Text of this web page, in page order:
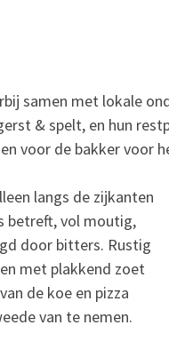
samen met lokale
& spelt, en hun
voor de bakker voor
langs de zijkanten
betreft, vol moutig,
door bitters. Rustig
met plakkend zoet
de koe en pizza
van te nemen.